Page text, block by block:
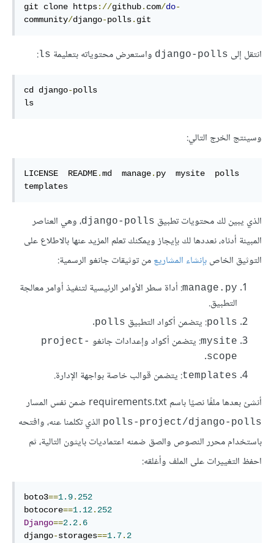
git clone https://github. com/do-
community/django-polls. git
انتقل إلى django-polls واستعرض محتوياته بتعليمة ls
:
cd django-polls
ls
وسينتج الخرج التالي:
LICENSE  README.md  manage. py  mysite  polls
templates
الذي يبين لك محتويات تطبيق django-polls، وهي العناصر
المبينة أدناه، نعددها لك بإيجاز ويمكنك تعلم المزيد عنها بالاطلاع على
التوثيق الخاصبإنشاء المشاريعمن توثيقات جانغو الرسمية:
manage.py: أداة سطر الأوامر الرئيسية لتنفيذ أوامر معالجة
التطبيق.
polls: يتضمن أكواد التطبيق polls
.
mysite: يتضمن أكواد وإعدادات جانغو project-
scope
.
templates: يتضمن قوالب خاصة بواجهة الإدارة.
أنشئ بعدها ملفًا نصيًا باسم requirements.txt ضمن نفس المسار
polls-project/django-polls الذي تكلمنا عنه، وافتحه
باستخدام محرر النصوص والصق ضمنه اعتماديات بايثون التالية، ثم
احفظ التغييرات على الملف وأغلقه:
boto3==1.9. 252
botocore==1.12. 252
Django==2.2. 6
django-storages==1.7. 2